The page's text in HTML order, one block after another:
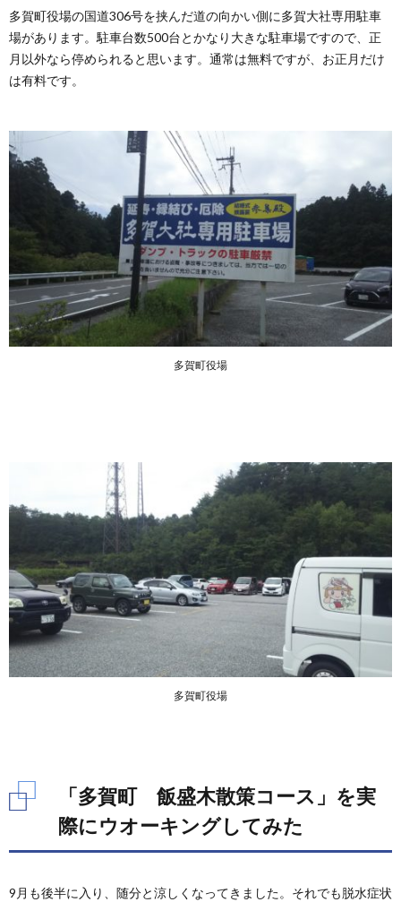
多賀町役場の国道306号を挟んだ道の向かい側に多賀大社専用駐車
場があります。駐車台数500台とかなり大きな駐車場ですので、正
月以外なら停められると思います。通常は無料ですが、お正月だけ
は有料です。
多賀町役場
多賀町役場
「多賀町 飯盛木散策コース」を実
際にウオーキングしてみた
9月も後半に入り、随分と涼しくなってきました。それでも脱水症状